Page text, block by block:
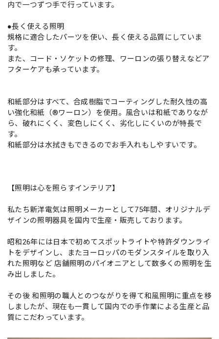
内で一つずつ手で行っています。
●長く使える照明
規格に適合したパーツを使い、長く使える品質にしていま
す。
また、コード・ソケットの修理、ワーロンの張り替えなどア
フターケアも承っています。
和紙部分はすべて、合成樹脂でコーティングした耐久性の高
い強化和紙（®ワーロン）を使用。風合いは和紙でありなが
ら、破れにくく、変色しにくく、劣化しにくいのが特長で
す。
和紙部分は水拭きもできるのでお手入れもしやすいです。
【照明は心を照らすインテリア】
私たち新洋電気は照明メーカーとして75年間、オリジナルデ
ザインの照明器具を国内で生産・販売しております。
昭和26年には日本で初めてスポットライトや特許ダウンライ
トをデザインし、またヨーロッパのモダンスタイルを取り入
れた照明など 店舗照明のパイオニアとして数多くの照明を生
み出しました。
その後 和照明の職人とのつながりを得て和風照明に重点を移
しましたが、現在も一貫して国内での手作業による生産と品
質にこだわっています。